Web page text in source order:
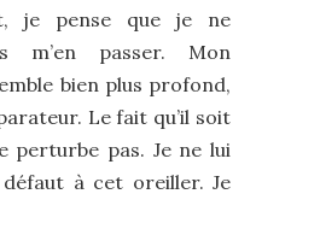
je pense que je ne
m’en passer. Mon
bien plus profond,
Le fait qu’il soit
perturbe pas. Je ne lui
à cet oreiller. Je